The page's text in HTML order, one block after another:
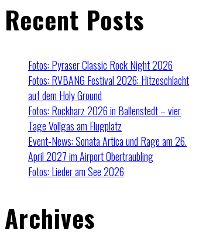
Recent Posts
Fotos: Pyraser Classic Rock Night 2026
Fotos: RVBANG Festival 2026: Hitzeschlacht
auf dem Holy Ground
Fotos: Rockharz 2026 in Ballenstedt – vier
Tage Vollgas am Flugplatz
Event-News: Sonata Artica und Rage am 26.
April 2027 im Airport Obertraubling
Fotos: Lieder am See 2026
Archives